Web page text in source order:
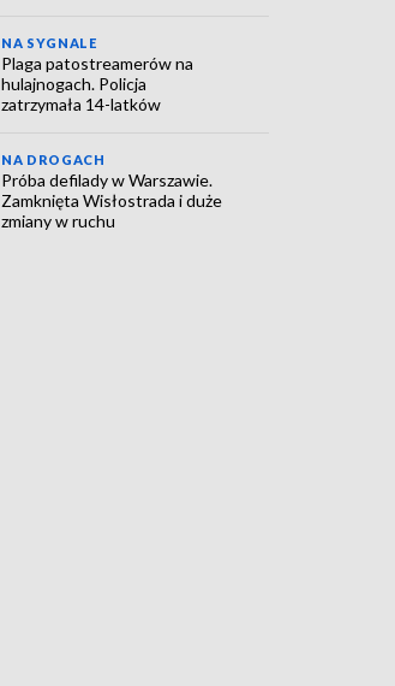
NA SYGNALE
Plaga patostreamerów na
hulajnogach. Policja
zatrzymała 14-latków
NA DROGACH
Próba defilady w Warszawie.
Zamknięta Wisłostrada i duże
zmiany w ruchu